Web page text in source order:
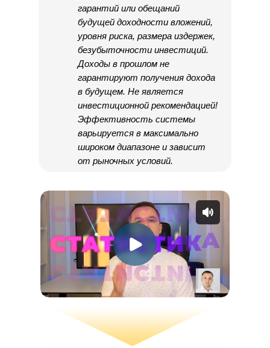
гарантий или обещаний
будущей доходности вложений,
уровня риска, размера издержек,
безубыточности инвестиций.
Доходы в прошлом не
гарантируют получения дохода
в будущем. Не является
инвестиционной рекомендацией!
Эффективность системы
варьируется в максимально
широком диапазоне и зависит
от рыночных условий.